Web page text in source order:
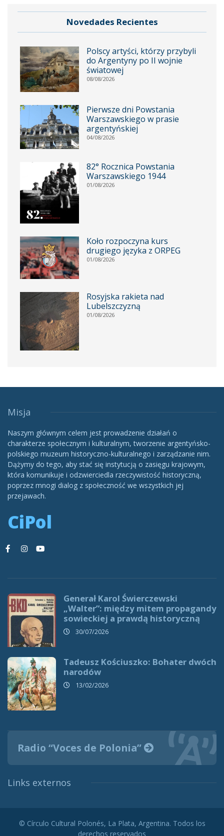
Novedades Recientes
Polscy artyści, którzy przybyli
do Argentyny po II wojnie
światowej
08/08/2026
Pierwsze dni Powstania
Warszawskiego w prasie
argentyńskiej
04/08/2026
82° Rocznica Powstania
Warszawskiego 1944
01/08/2026
Koło rozpoczyna kurs
drugiego języka z ORPEG
01/08/2026
Rosyjska rakieta nad
Lubelszczyzną
01/08/2026
Misja
Naszym głównym celem jest prowadzenie działań o
charakterze społecznym i kulturalnym, tworzenie argentyńsko-
polskiego muzeum historyczno-kulturalnego i zarządzanie nim.
Dążymy do tego, aby stać się instytucją o zasięgu krajowym,
która komunikuje i odzwierciedla rzeczywistość historyczną,
poprzez mnogi dialog z społeczność we wszystkich jej
przejawach.
CiPol
Generał Karol Świerczewski
„Walter”: między mitem propagandy
sowieckiej a prawdą historyczną
30/07/2026
Tadeusz Kościuszko: Bohater dwóch
narodów
13/02/2026
Radio “Voces de Polonia”
Links externos
© Círculo Cultural Polonés, La Plata, Argentina. Todos los
derechos reservados